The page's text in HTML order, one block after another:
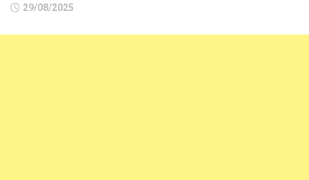
29/08/2025